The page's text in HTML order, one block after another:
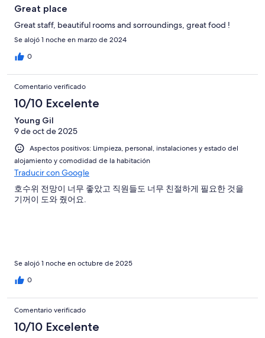
Great place
Great staff, beautiful rooms and sorroundings, great food !
Se alojó 1 noche en marzo de 2024
0
Comentario verificado
10/10 Excelente
Young Gil
9 de oct de 2025
Aspectos positivos: Limpieza, personal, instalaciones y estado del
alojamiento y comodidad de la habitación
Traducir con Google
호수위 전망이 너무 좋았고 직원들도 너무 친절하게 필요한 것을
기꺼이 도와 줬어요.
Se alojó 1 noche en octubre de 2025
0
Comentario verificado
10/10 Excelente